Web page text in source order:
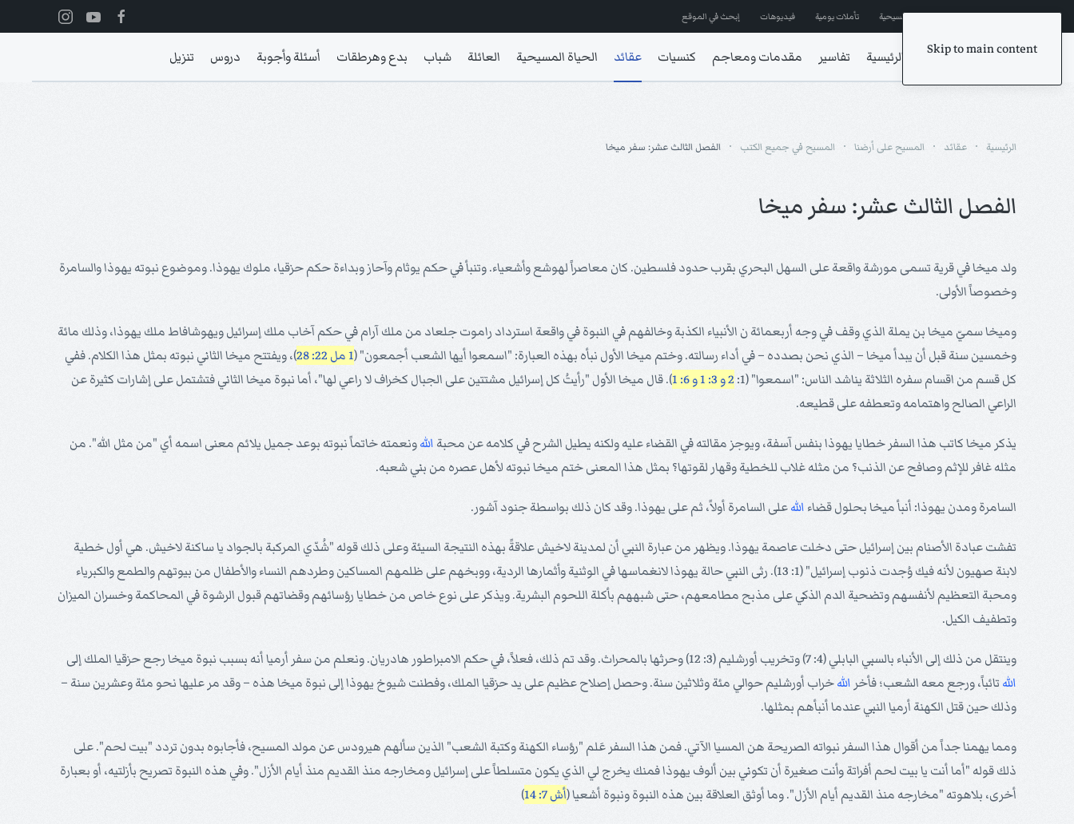
Skip to main content
إشترك في المراسلات ترانيم مسيحية تأملات يومية فيديوهات إبحث في الموقع
الرئيسية تفاسير مقدمات ومعاجم كنسيات عقائد الحياة المسيحية العائلة شباب بدع وهرطقات أسئلة وأجوبة دروس تنزيل
الرئيسية عقائد المسيح على أرضنا المسيح في جميع الكتب الفصل الثالث عشر: سفر ميخا
الفصل الثالث عشر: سفر ميخا
ولد ميخا في قرية تسمى مورشة واقعة على السهل البحري بقرب حدود فلسطين. كان معاصراً لهوشع وأشعياء. وتنبأ في حكم يوثام وآحاز وبداءة حكم حزقيا، ملوك يهوذا. وموضوع نبوته يهوذا والسامرة
وخصوصاً الأولى.
وميخا سميّ ميخا بن يملة الذي وقف في وجه أربعمائة ن الأنبياء الكذبة وخالفهم في النبوة في واقعة استرداد راموت جلعاد من ملك آرام في حكم آخاب ملك إسرائيل ويهوشافاط ملك يهوذا، وذلك مائة
وخمسين سنة قبل أن يبدأ ميخا – الذي نحن بصدده – في أداء رسالته. وختم ميخا الأول نبأه بهذه العبارة: "اسمعوا أيها الشعب أجمعون" (1 مل 22: 28
)، ويفتتح ميخا الثاني نبوته بمثل هذا الكلام. ففي
كل قسم من اقسام سفره الثلاثة يناشد الناس: "اسمعوا" (1:
2 و 3: 1 و 6: 1
). قال ميخا الأول "رأيتُ كل إسرائيل مشتتين على الجبال كخراف لا راعي لها"، أما نبوة ميخا الثاني فتشتمل على إشارات كثيرة عن
الراعي الصالح واهتمامه وتعطفه على قطيعه.
يذكر ميخا كاتب هذا السفر خطايا يهوذا بنفس آسفة، ويوجز مقالته في القضاء عليه ولكنه يطيل الشرح في كلامه عن محبة اللهونعمته خاتماً نبوته بوعد جميل يلائم معنى اسمه أي "من مثل الله". من
مثله غافر للإثم وصافح عن الذنب؟ من مثله غلاب للخطية وقهار لقوتها؟ بمثل هذا المعنى ختم ميخا نبوته لأهل عصره من بني شعبه.
السامرة ومدن يهوذا: أنبأ ميخا بحلول قضاء اللهعلى السامرة أولاً، ثم على يهوذا. وقد كان ذلك بواسطة جنود آشور.
تفشت عبادة الأصنام بين إسرائيل حتى دخلت عاصمة يهوذا. ويظهر من عبارة النبي أن لمدينة لاخيش علاقةً بهذه النتيجة السيئة وعلى ذلك قوله "شُدّي المركبة بالجواد يا ساكنة لاخيش. هي أول خطية
لابنة صهيون لأنه فيك وُجدت ذنوب إسرائيل" (1: 13). رثى النبي حالة يهوذا لانغماسها في الوثنية وأثمارها الردية، ووبخهم على ظلمهم المساكين وطردهم النساء والأطفال من بيوتهم والطمع والكبرياء
ومحبة التعظيم لأنفسهم وتضحية الدم الذكي على مذبح مطامعهم، حتى شبههم بأكلة اللحوم البشرية. ويذكر على نوع خاص من خطايا رؤسائهم وقضاتهم قبول الرشوة في المحاكمة وخسران الميزان
وتطفيف الكيل.
وينتقل من ذلك إلى الأنباء بالسبي البابلي (4: 7) وتخريب أورشليم (3: 12) وحرثها بالمحراث. وقد تم ذلك، فعلاً، في حكم الامبراطور هادريان. ونعلم من سفر أرميا أنه بسبب نبوة ميخا رجع حزقيا الملك إلى
الله تائباً، ورجع معه الشعب؛ فأخر اللهخراب أورشليم حوالي مئة وثلاثين سنة. وحصل إصلاح عظيم على يد حزقيا الملك، وفطنت شيوخ يهوذا إلى نبوة ميخا هذه – وقد مر عليها نحو مئة وعشرين سنة –
وذلك حين قتل الكهنة أرميا النبي عندما أنبأهم بمثلها.
ومما يهمنا جداً من أقوال هذا السفر نبواته الصريحة هن المسيا الآتي. فمن هذا السفر عَلم "رؤساء الكهنة وكتبة الشعب" الذين سألهم هيرودس عن مولد المسيح، فأجابوه بدون تردد "بيت لحم". على
ذلك قوله "أما أنت يا بيت لحم أفراتة وأنت صغيرة أن تكوني بين ألوف يهوذا فمنك يخرج لي الذي يكون متسلطاً على إسرائيل ومخارجه منذ القديم منذ أيام الأزل". وفي هذه النبوة تصريح بأزلتيه، أو بعبارة
أخرى، بلاهوته "مخارجه منذ القديم أيام الأزل". وما أوثق العلاقة بين هذه النبوة ونبوة أشعيا (أش 7: 14 )‍